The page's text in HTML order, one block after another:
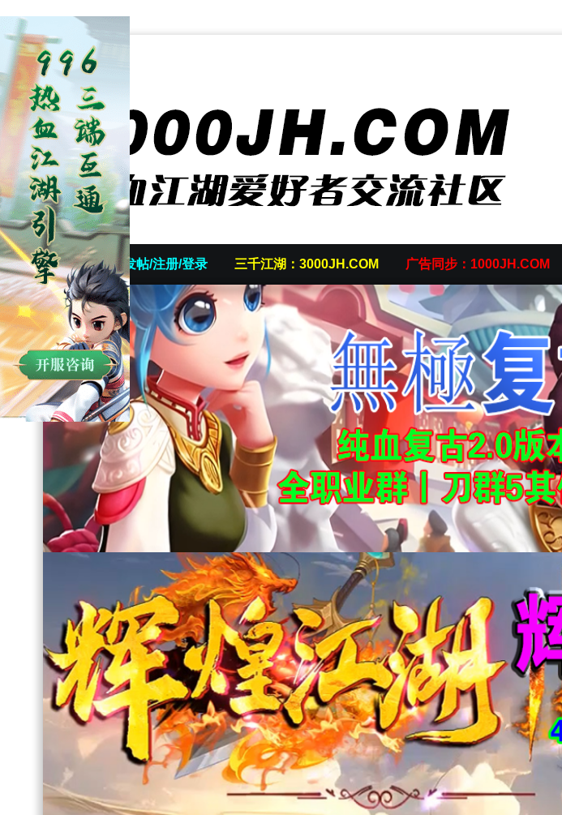
首页 发帖/注册/登录 三千江湖：3000JH.COM 广告同步：1000JH.COM